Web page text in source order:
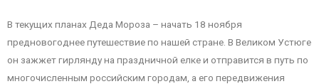
В текущих планах Деда Мороза – начать 18 ноября
предновогоднее путешествие по нашей стране. В Великом Устюге
он зажжет гирлянду на праздничной елке и отправится в путь по
многочисленным российским городам, а его передвижения